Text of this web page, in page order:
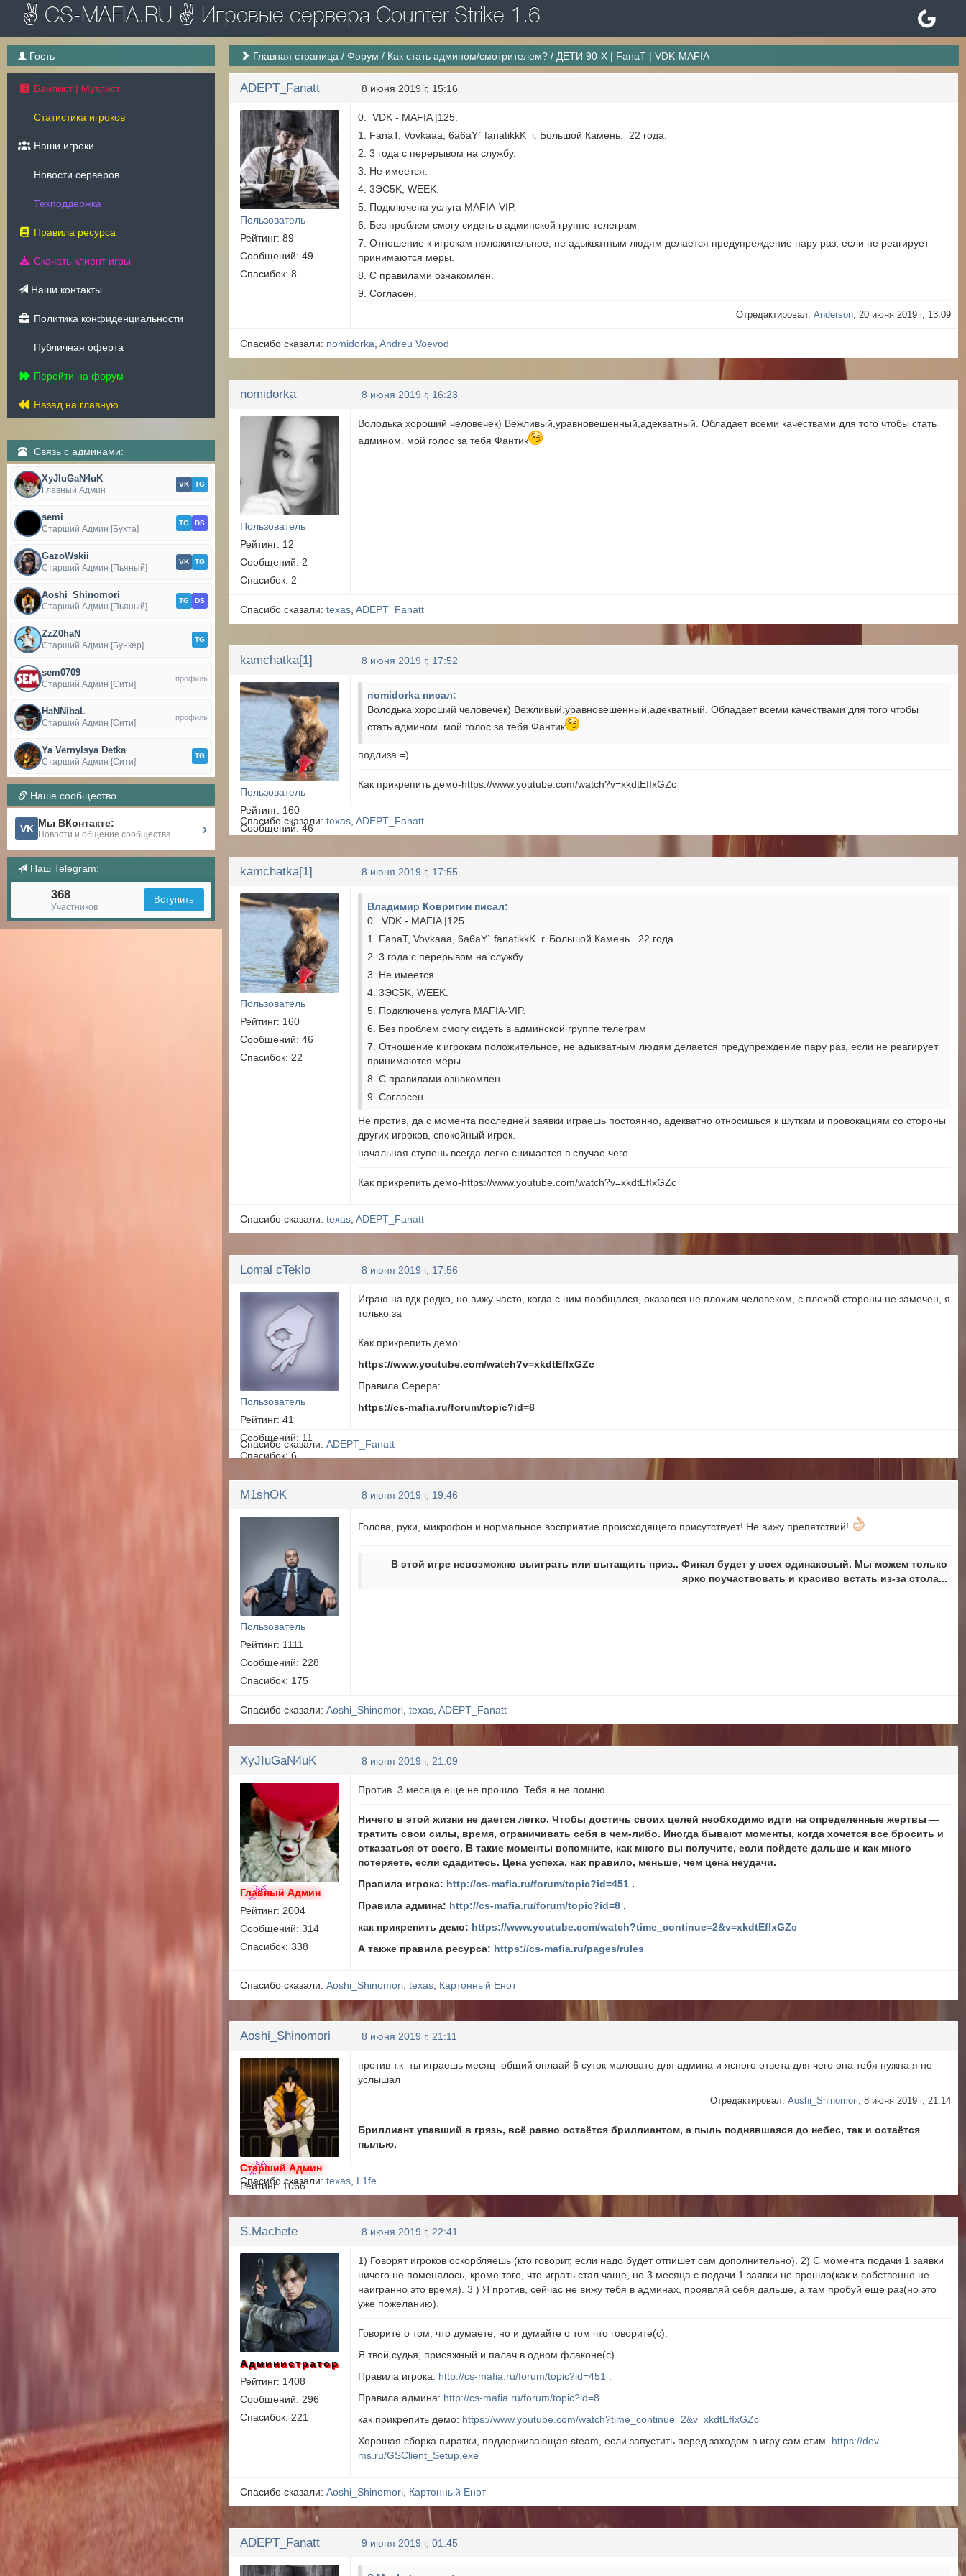
✌ CS-MAFIA.RU ✌ Игровые сервера Counter Strike 1.6
Гость
Банлист | Мутлист
Статистика игроков
Наши игроки
Новости серверов
Техподдержка
Правила ресурса
Скачать клиент игры
Наши контакты
Политика конфиденциальности
Публичная оферта
Перейти на форум
Назад на главную
Связь с админами:
XyJIuGaN4uK
Главный Админ
VK TG
semi
Старший Админ [Бухта]
TG DS
GazoWskii
Старший Админ [Пьяный]
VK TG
Aoshi_Shinomori
Старший Админ [Пьяный]
TG DS
ZzZ0haN
Старший Админ [Бункер]
TG
sem0709
Старший Админ [Сити]
профиль
HaNNibaL
Старший Админ [Сити]
профиль
Ya Vernylsya Detka
Старший Админ [Сити]
TG
Наше сообщество
VK Мы ВКонтакте:
Новости и общение сообщества ›
Наш Telegram:
368
Участников
Вступить
Главная страница /Форум / Как стать админом/смотрителем? / ДЕТИ 90-Х | FanaT | VDK-MAFIA
ADEPT_Fanatt 8 июня 2019 г, 15:16
Пользователь
Рейтинг: 89
Сообщений: 49
Спасибок: 8
0. VDK - MAFIA |125.
1. FanaT, Vovkaaa, 6a6aY` fanatikkK г. Большой Камень. 22 года.
2. 3 года с перерывом на службу.
3. Не имеется.
4. 3ЭС5K, WEEK.
5. Подключена услуга MAFIA-VIP.
6. Без проблем смогу сидеть в админской группе телеграм
7. Отношение к игрокам положительное, не адыкватным людям делается предупреждение пару раз, если не реагирует
принимаются меры.
8. С правилами ознакомлен.
9. Согласен.
Отредактировал:Anderson, 20 июня 2019 г, 13:09
Спасибо сказали: nomidorka ,Andreu Voevod
nomidorka 8 июня 2019 г, 16:23
Пользователь
Рейтинг: 12
Сообщений: 2
Спасибок: 2
Володька хороший человечек) Вежливый,уравновешенный,адекватный. Обладает всеми качествами для того чтобы стать
админом. мой голос за тебя Фантик
Спасибо сказали:texas ,ADEPT_Fanatt
kamchatka[1] 8 июня 2019 г, 17:52
Пользователь
Рейтинг: 160
Сообщений: 46
nomidorka писал:
Володька хороший человечек) Вежливый,уравновешенный,адекватный. Обладает всеми качествами для того чтобы
стать админом. мой голос за тебя Фантик
подлиза =)
Как прикрепить демо-https://www.youtube.com/watch?v=xkdtEfIxGZc
Спасибо сказали:texas ,ADEPT_Fanatt
kamchatka[1] 8 июня 2019 г, 17:55
Пользователь
Рейтинг: 160
Сообщений: 46
Спасибок: 22
Владимир Ковригин писал:
0. VDK - MAFIA |125.
1. FanaT, Vovkaaa, 6a6aY` fanatikkK г. Большой Камень. 22 года.
2. 3 года с перерывом на службу.
3. Не имеется.
4. 3ЭС5K, WEEK.
5. Подключена услуга MAFIA-VIP.
6. Без проблем смогу сидеть в админской группе телеграм
7. Отношение к игрокам положительное, не адыкватным людям делается предупреждение пару раз, если не реагирует
принимаются меры.
8. С правилами ознакомлен.
9. Согласен.
Не против, да с момента последней заявки играешь постоянно, адекватно относишься к шуткам и провокациям со стороны
других игроков, спокойный игрок.
начальная ступень всегда легко снимается в случае чего.
Как прикрепить демо-https://www.youtube.com/watch?v=xkdtEfIxGZc
Спасибо сказали:texas ,ADEPT_Fanatt
Lomal cTeklo 8 июня 2019 г, 17:56
Пользователь
Рейтинг: 41
Сообщений: 11
Спасибок: 6
Играю на вдк редко, но вижу часто, когда с ним пообщался, оказался не плохим человеком, с плохой стороны не замечен, я
только за
Как прикрепить демо:
https://www.youtube.com/watch?v=xkdtEfIxGZc
Правила Серера:
https://cs-mafia.ru/forum/topic?id=8
Спасибо сказали:ADEPT_Fanatt
M1shOK 8 июня 2019 г, 19:46
Пользователь
Рейтинг: 1111
Сообщений: 228
Спасибок: 175
Голова, руки, микрофон и нормальное восприятие происходящего присутствует! Не вижу препятствий!
В этой игре невозможно выиграть или вытащить приз.. Финал будет у всех одинаковый. Мы можем только
ярко поучаствовать и красиво встать из-за стола...
Спасибо сказали:Aoshi_Shinomori ,texas ,ADEPT_Fanatt
XyJIuGaN4uK 8 июня 2019 г, 21:09
Главный Админ
Рейтинг: 2004
Сообщений: 314
Спасибок: 338
Против. 3 месяца еще не прошло. Тебя я не помню.
Ничего в этой жизни не дается легко. Чтобы достичь своих целей необходимо идти на определенные жертвы —
тратить свои силы, время, ограничивать себя в чем-либо. Иногда бывают моменты, когда хочется все бросить и
отказаться от всего. В такие моменты вспомните, как много вы получите, если пойдете дальше и как много
потеряете, если сдадитесь. Цена успеха, как правило, меньше, чем цена неудачи.
Правила игрока: http://cs-mafia.ru/forum/topic?id=451 .
Правила админа: http://cs-mafia.ru/forum/topic?id=8 .
как прикрепить демо: https://www.youtube.com/watch?time_continue=2&v=xkdtEfIxGZc
А также правила ресурса: https://cs-mafia.ru/pages/rules
Спасибо сказали:Aoshi_Shinomori ,texas Картонный Енот
Aoshi_Shinomori 8 июня 2019 г, 21:11
Старший Админ
Рейтинг: 1066
против т.к ты играешь месяц общий онлаай 6 суток маловато для админа и ясного ответа для чего она тебя нужна я не
услышал
Отредактировал:Aoshi_Shinomori, 8 июня 2019 г, 21:14
Бриллиант упавший в грязь, всё равно остаётся бриллиантом, а пыль поднявшаяся до небес, так и остаётся
пылью.
Спасибо сказали:texas L1fe
S.Machete 8 июня 2019 г, 22:41
Администратор
Рейтинг: 1408
Сообщений: 296
Спасибок: 221
1) Говорят игроков оскорбляешь (кто говорит, если надо будет отпишет сам дополнительно). 2) С момента подачи 1 заявки
ничего не поменялось, кроме того, что играть стал чаще, но 3 месяца с подачи 1 заявки не прошло(как и собственно не
наигранно это время). 3 ) Я против, сейчас не вижу тебя в админах, проявляй себя дальше, а там пробуй еще раз(но это
уже пожеланию).
Говорите о том, что думаете, но и думайте о том что говорите(с).
Я твой судья, присяжный и палач в одном флаконе(с)
Правила игрока: http://cs-mafia.ru/forum/topic?id=451
Правила админа: http://cs-mafia.ru/forum/topic?id=8
как прикрепить демо: https://www.youtube.com/watch?time_continue=2&v=xkdtEfIxGZc
Хорошая сборка пиратки, поддерживающая steam, если запустить перед заходом в игру сам стим. https://dev-
ms.ru/GSClient_Setup.exe
Спасибо сказали:Aoshi_Shinomori Картонный Енот
ADEPT_Fanatt 9 июня 2019 г, 01:45